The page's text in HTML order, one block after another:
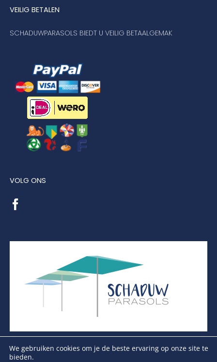
VEILIG BETALEN
SCHADUWPARASOLS BIEDT U VEILIG BETAALGEMAK
VOLG ONS
We gebruiken cookies om je de beste ervaring op onze site te
bieden.